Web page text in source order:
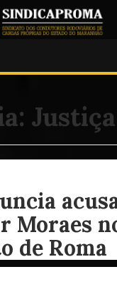
Justiça
Moraes
de Roma